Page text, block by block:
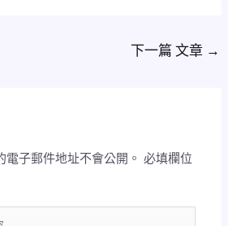
下一篇 文章 →
子郵件地址不會公開。 必填欄位